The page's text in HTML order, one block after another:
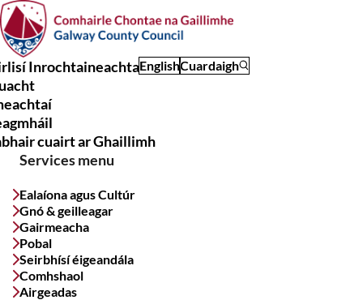
Skip
to
main
content
InrochtaineachtaEnglishCuardaigh
Main
navigation
cuairt ar Ghaillimh
Services menu
Ealaíona agus Cultúr
Gnó & geilleagar
Gairmeacha
Pobal
Seirbhísí éigeandála
Comhshaol
Airgeadas